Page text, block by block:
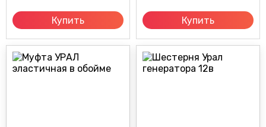
Купить Купить